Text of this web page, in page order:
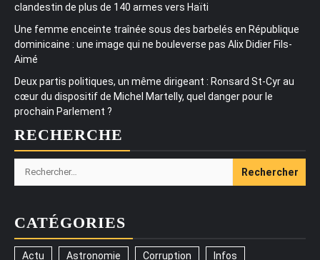
clandestin de plus de 140 armes vers Haïti
Une femme enceinte traînée sous des barbelés en République
dominicaine : une image qui ne bouleverse pas Alix Didier Fils-
Aimé
Deux partis politiques, un même dirigeant : Ronsard St-Cyr au
cœur du dispositif de Michel Martelly, quel danger pour le
prochain Parlement ?
RECHERCHE
Rechercher :
CATÉGORIES
Actu Astronomie Corruption Infos